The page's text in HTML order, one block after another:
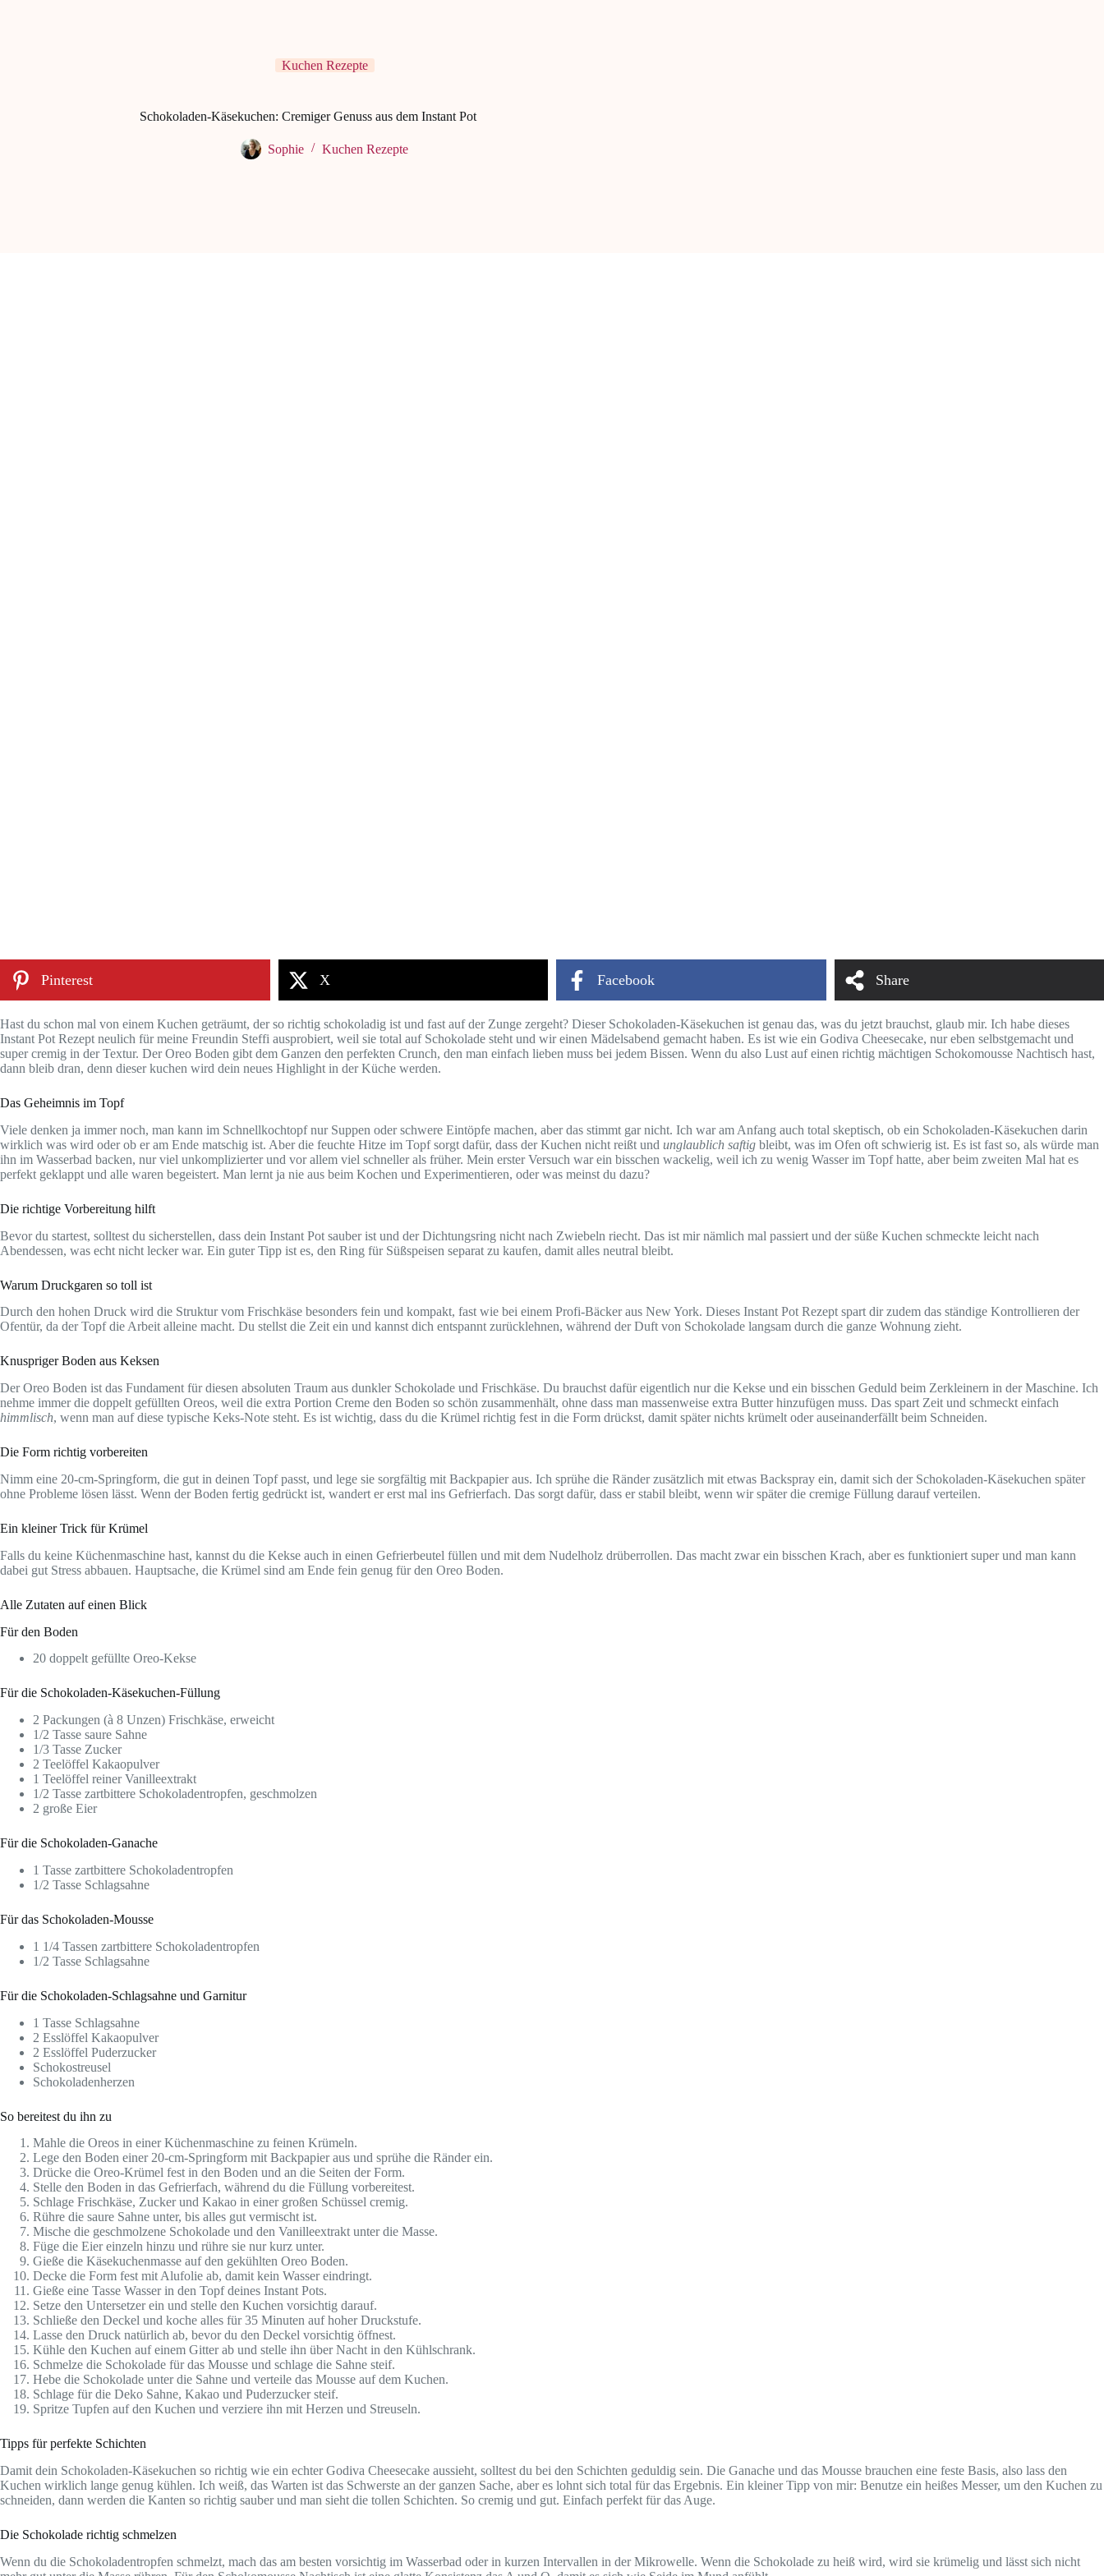
Kuchen Rezepte
Schokoladen-Käsekuchen: Cremiger Genuss aus dem Instant Pot
Sophie Kuchen Rezepte
Pinterest X Facebook Share
Hast du schon mal von einem Kuchen geträumt, der so richtig schokoladig ist und fast auf der Zunge zergeht? Dieser Schokoladen-Käsekuchen ist genau das, was du jetzt brauchst, glaub mir. Ich habe dieses
Instant Pot Rezept neulich für meine Freundin Steffi ausprobiert, weil sie total auf Schokolade steht und wir einen Mädelsabend gemacht haben. Es ist wie ein Godiva Cheesecake, nur eben selbstgemacht und
super cremig in der Textur. Der Oreo Boden gibt dem Ganzen den perfekten Crunch, den man einfach lieben muss bei jedem Bissen. Wenn du also Lust auf einen richtig mächtigen Schokomousse Nachtisch hast,
dann bleib dran, denn dieser kuchen wird dein neues Highlight in der Küche werden.
Das Geheimnis im Topf
Viele denken ja immer noch, man kann im Schnellkochtopf nur Suppen oder schwere Eintöpfe machen, aber das stimmt gar nicht. Ich war am Anfang auch total skeptisch, ob ein Schokoladen-Käsekuchen darin
wirklich was wird oder ob er am Ende matschig ist. Aber die feuchte Hitze im Topf sorgt dafür, dass der Kuchen nicht reißt und unglaublich saftig bleibt, was im Ofen oft schwierig ist. Es ist fast so, als würde man
ihn im Wasserbad backen, nur viel unkomplizierter und vor allem viel schneller als früher. Mein erster Versuch war ein bisschen wackelig, weil ich zu wenig Wasser im Topf hatte, aber beim zweiten Mal hat es
perfekt geklappt und alle waren begeistert. Man lernt ja nie aus beim Kochen und Experimentieren, oder was meinst du dazu?
Die richtige Vorbereitung hilft
Bevor du startest, solltest du sicherstellen, dass dein Instant Pot sauber ist und der Dichtungsring nicht nach Zwiebeln riecht. Das ist mir nämlich mal passiert und der süße Kuchen schmeckte leicht nach
Abendessen, was echt nicht lecker war. Ein guter Tipp ist es, den Ring für Süßspeisen separat zu kaufen, damit alles neutral bleibt.
Warum Druckgaren so toll ist
Durch den hohen Druck wird die Struktur vom Frischkäse besonders fein und kompakt, fast wie bei einem Profi-Bäcker aus New York. Dieses Instant Pot Rezept spart dir zudem das ständige Kontrollieren der
Ofentür, da der Topf die Arbeit alleine macht. Du stellst die Zeit ein und kannst dich entspannt zurücklehnen, während der Duft von Schokolade langsam durch die ganze Wohnung zieht.
Knuspriger Boden aus Keksen
Der Oreo Boden ist das Fundament für diesen absoluten Traum aus dunkler Schokolade und Frischkäse. Du brauchst dafür eigentlich nur die Kekse und ein bisschen Geduld beim Zerkleinern in der Maschine. Ich
nehme immer die doppelt gefüllten Oreos, weil die extra Portion Creme den Boden so schön zusammenhält, ohne dass man massenweise extra Butter hinzufügen muss. Das spart Zeit und schmeckt einfach
himmlisch, wenn man auf diese typische Keks-Note steht. Es ist wichtig, dass du die Krümel richtig fest in die Form drückst, damit später nichts krümelt oder auseinanderfällt beim Schneiden.
Die Form richtig vorbereiten
Nimm eine 20-cm-Springform, die gut in deinen Topf passt, und lege sie sorgfältig mit Backpapier aus. Ich sprühe die Ränder zusätzlich mit etwas Backspray ein, damit sich der Schokoladen-Käsekuchen später
ohne Probleme lösen lässt. Wenn der Boden fertig gedrückt ist, wandert er erst mal ins Gefrierfach. Das sorgt dafür, dass er stabil bleibt, wenn wir später die cremige Füllung darauf verteilen.
Ein kleiner Trick für Krümel
Falls du keine Küchenmaschine hast, kannst du die Kekse auch in einen Gefrierbeutel füllen und mit dem Nudelholz drüberrollen. Das macht zwar ein bisschen Krach, aber es funktioniert super und man kann
dabei gut Stress abbauen. Hauptsache, die Krümel sind am Ende fein genug für den Oreo Boden.
Alle Zutaten auf einen Blick
Für den Boden
20 doppelt gefüllte Oreo-Kekse
Für die Schokoladen-Käsekuchen-Füllung
2 Packungen (à 8 Unzen) Frischkäse, erweicht
1/2 Tasse saure Sahne
1/3 Tasse Zucker
2 Teelöffel Kakaopulver
1 Teelöffel reiner Vanilleextrakt
1/2 Tasse zartbittere Schokoladentropfen, geschmolzen
2 große Eier
Für die Schokoladen-Ganache
1 Tasse zartbittere Schokoladentropfen
1/2 Tasse Schlagsahne
Für das Schokoladen-Mousse
1 1/4 Tassen zartbittere Schokoladentropfen
1/2 Tasse Schlagsahne
Für die Schokoladen-Schlagsahne und Garnitur
1 Tasse Schlagsahne
2 Esslöffel Kakaopulver
2 Esslöffel Puderzucker
Schokostreusel
Schokoladenherzen
So bereitest du ihn zu
Mahle die Oreos in einer Küchenmaschine zu feinen Krümeln.
Lege den Boden einer 20-cm-Springform mit Backpapier aus und sprühe die Ränder ein.
Drücke die Oreo-Krümel fest in den Boden und an die Seiten der Form.
Stelle den Boden in das Gefrierfach, während du die Füllung vorbereitest.
Schlage Frischkäse, Zucker und Kakao in einer großen Schüssel cremig.
Rühre die saure Sahne unter, bis alles gut vermischt ist.
Mische die geschmolzene Schokolade und den Vanilleextrakt unter die Masse.
Füge die Eier einzeln hinzu und rühre sie nur kurz unter.
Gieße die Käsekuchenmasse auf den gekühlten Oreo Boden.
Decke die Form fest mit Alufolie ab, damit kein Wasser eindringt.
Gieße eine Tasse Wasser in den Topf deines Instant Pots.
Setze den Untersetzer ein und stelle den Kuchen vorsichtig darauf.
Schließe den Deckel und koche alles für 35 Minuten auf hoher Druckstufe.
Lasse den Druck natürlich ab, bevor du den Deckel vorsichtig öffnest.
Kühle den Kuchen auf einem Gitter ab und stelle ihn über Nacht in den Kühlschrank.
Schmelze die Schokolade für das Mousse und schlage die Sahne steif.
Hebe die Schokolade unter die Sahne und verteile das Mousse auf dem Kuchen.
Schlage für die Deko Sahne, Kakao und Puderzucker steif.
Spritze Tupfen auf den Kuchen und verziere ihn mit Herzen und Streuseln.
Tipps für perfekte Schichten
Damit dein Schokoladen-Käsekuchen so richtig wie ein echter Godiva Cheesecake aussieht, solltest du bei den Schichten geduldig sein. Die Ganache und das Mousse brauchen eine feste Basis, also lass den
Kuchen wirklich lange genug kühlen. Ich weiß, das Warten ist das Schwerste an der ganzen Sache, aber es lohnt sich total für das Ergebnis. Ein kleiner Tipp von mir: Benutze ein heißes Messer, um den Kuchen zu
schneiden, dann werden die Kanten so richtig sauber und man sieht die tollen Schichten. So cremig und gut. Einfach perfekt für das Auge.
Die Schokolade richtig schmelzen
Wenn du die Schokoladentropfen schmelzt, mach das am besten vorsichtig im Wasserbad oder in kurzen Intervallen in der Mikrowelle. Wenn die Schokolade zu heiß wird, wird sie krümelig und lässt sich nicht